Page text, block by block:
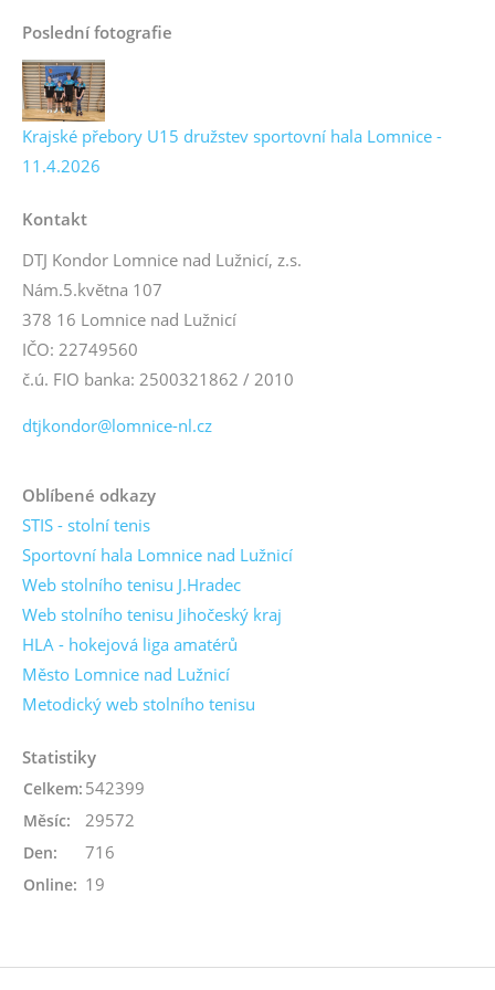
Poslední fotografie
Krajské přebory U15 družstev sportovní hala Lomnice -
11.4.2026
Kontakt
DTJ Kondor Lomnice nad Lužnicí, z.s.
Nám.5.května 107
378 16 Lomnice nad Lužnicí
IČO: 22749560
č.ú. FIO banka: 2500321862 / 2010
dtjkondor@lomnice-nl.cz
Oblíbené odkazy
STIS - stolní tenis
Sportovní hala Lomnice nad Lužnicí
Web stolního tenisu J.Hradec
Web stolního tenisu Jihočeský kraj
HLA - hokejová liga amatérů
Město Lomnice nad Lužnicí
Metodický web stolního tenisu
Statistiky
Online: 19
Celkem: 542399
Měsíc: 29572
Den: 716